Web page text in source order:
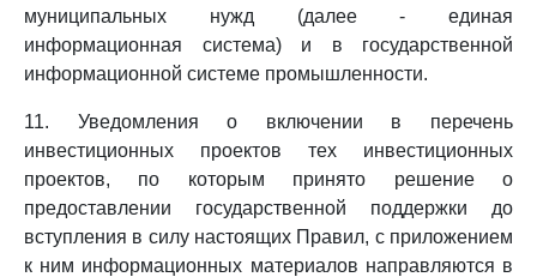
муниципальных нужд (далее - единая
информационная система) и в государственной
информационной системе промышленности.
11. Уведомления о включении в перечень
инвестиционных проектов тех инвестиционных
проектов, по которым принято решение о
предоставлении государственной поддержки до
вступления в силу настоящих Правил, с приложением
к ним информационных материалов направляются в